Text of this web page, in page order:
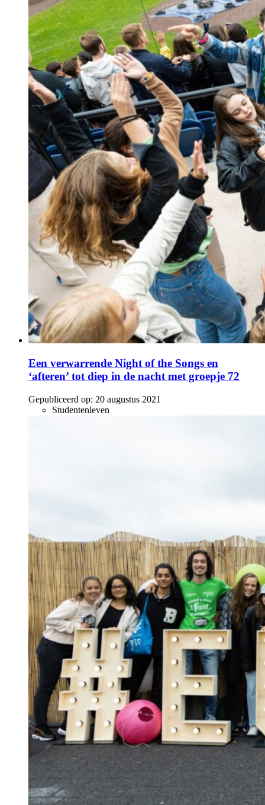
Een verwarrende Night of the Songs en
‘afteren’ tot diep in de nacht met groepje 72
Gepubliceerd op: 20 augustus 2021
Studentenleven